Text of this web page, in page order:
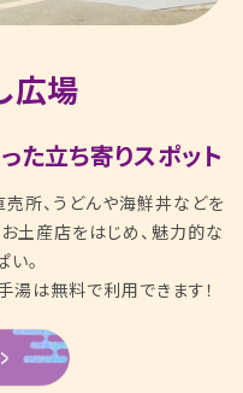
広場
た立ち寄りスポット
所、うどんや海鮮丼などを
土産店をはじめ、魅力的な
。
湯は無料で利用できます！